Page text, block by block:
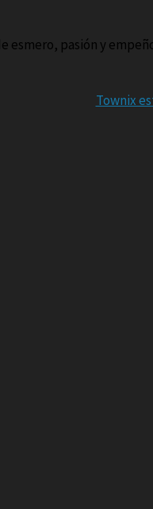
esmero, pasión y